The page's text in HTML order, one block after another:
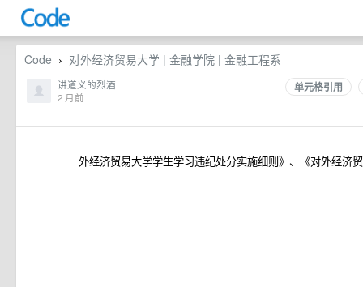
Code › 对外经济贸易大学 | 金融学院 | 金融工程系
单元格引用
讲道义的烈酒
2 月前
外经济贸易大学学生学习违纪处分实施细则》、《对外经济